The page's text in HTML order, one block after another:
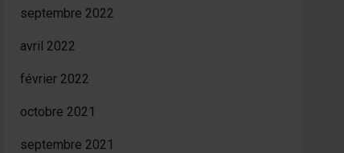
septembre 2022
avril 2022
février 2022
octobre 2021
septembre 2021